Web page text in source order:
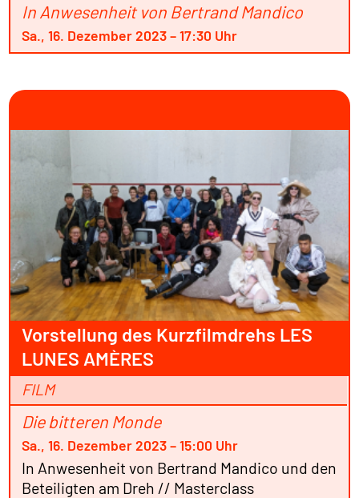
In Anwesenheit von Bertrand Mandico
Sa., 16. Dezember 2023 – 17:30 Uhr
Vorstellung des Kurzfilmdrehs LES
LUNES AMÈRES
FILM
Die bitteren Monde
Sa., 16. Dezember 2023 – 15:00 Uhr
In Anwesenheit von Bertrand Mandico und den
Beteiligten am Dreh // Masterclass